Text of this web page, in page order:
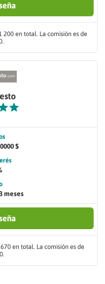
200 en total. La comisión es de
$
meses
en total. La comisión es de